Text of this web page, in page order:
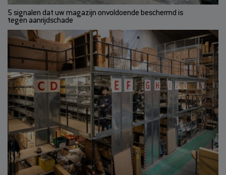
5 signalen dat uw magazijn onvoldoende beschermd is
tegen aanrijdschade